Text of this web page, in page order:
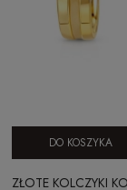
ZŁOTE KOLCZYKI
DO KOSZYKA